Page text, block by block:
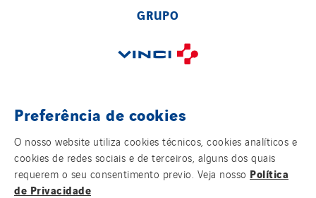
GRUPO
Preferência de cookies
O nosso website utiliza cookies técnicos, cookies analíticos e
cookies de redes sociais e de terceiros, alguns dos quais
requerem o seu consentimento previo. Veja nosso Política
de Privacidade